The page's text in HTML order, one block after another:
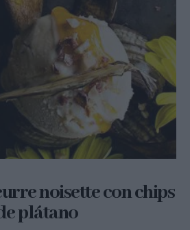
noisette con chips
plátano